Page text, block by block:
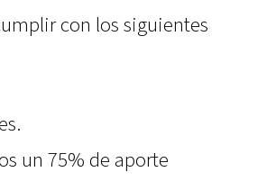
con los siguientes
un 75% de aporte